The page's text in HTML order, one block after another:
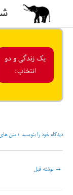
محتوا
یک زندگی و دو
انتخاب:
دیدگاه‌ خود را بنویسید /متن های
→ نوشته قبل